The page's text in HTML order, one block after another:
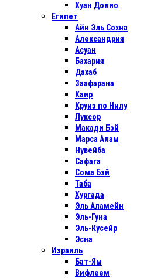
Хуан Долио
Египет
Айн Эль Сохна
Александрия
Асуан
Бахария
Дахаб
Заафарана
Каир
Круиз по Нилу
Луксор
Макади Бэй
Марса Алам
Нувейба
Сафага
Сома Бэй
Таба
Хургада
Эль Аламейн
Эль-Гуна
Эль-Кусейр
Эсна
Израиль
Бат-Ям
Вифлеем